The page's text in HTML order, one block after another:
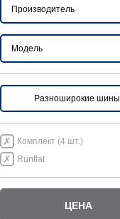
Разноширокие шины
Комплект (4 шт.)
Runflat
ЦЕНА